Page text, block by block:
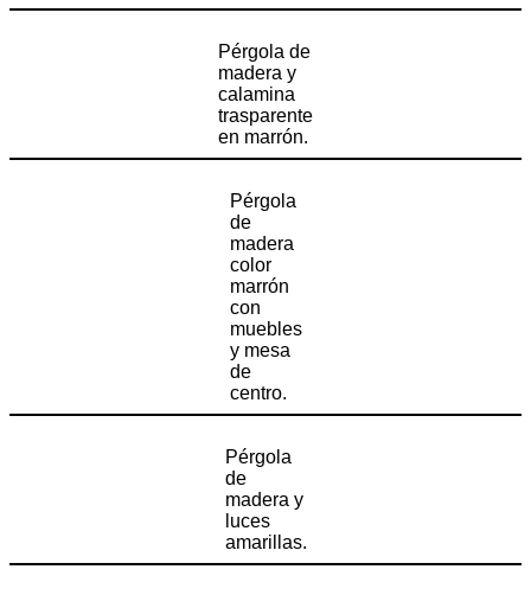
Pérgola de
madera y
calamina
trasparente
en marrón.
Pérgola
de
madera
color
marrón
con
muebles
y mesa
de
centro.
Pérgola
de
madera y
luces
amarillas.